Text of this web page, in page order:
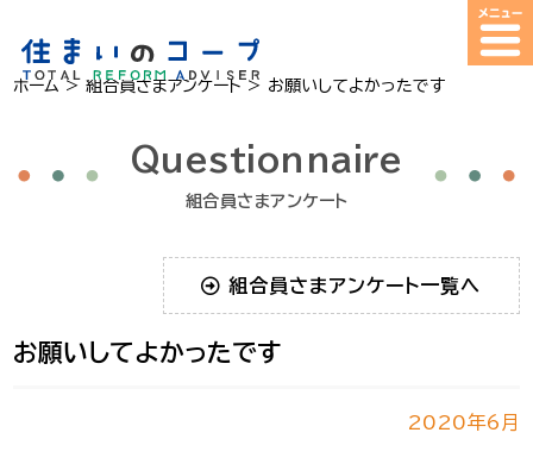
ホーム >組合員さまアンケート > お願いしてよかったです
Questionnaire
組合員さまアンケート
組合員さまアンケート一覧へ
お願いしてよかったです
2020年6月